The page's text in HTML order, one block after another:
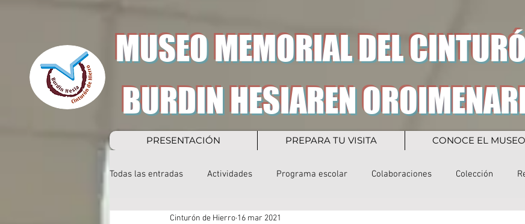
MUSEO MEMORIAL DEL
PRESENTACIÓN PREPARA TU VISITA CONOCE EL MUSEO
BURDIN HESIAREN
Todas las entradas Actividades Programa escolar Colaboraciones Colección
Cinturón de Hierro 16 mar 2021